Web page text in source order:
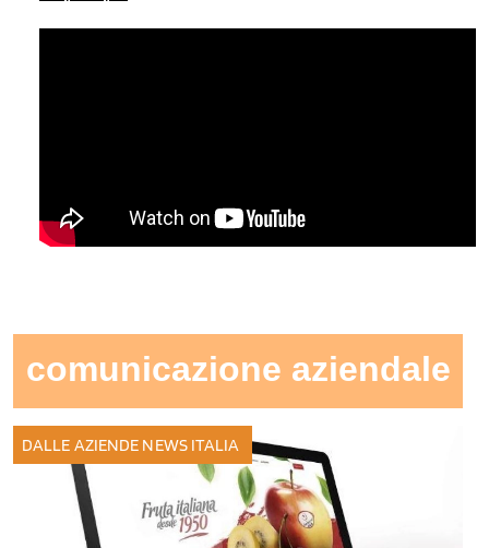
comunicazione aziendale
DALLE AZIENDE NEWS ITALIA